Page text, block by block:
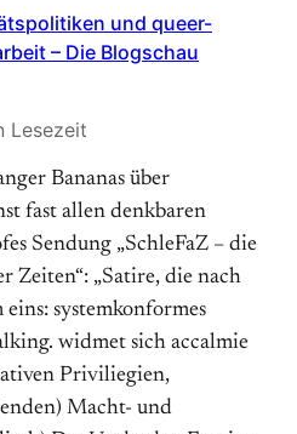
und queer-
– Die Blogschau
Lesezeit
Bananas über
fast allen denkbaren
Sendung „SchleFaZ – die
Zeiten“: „Satire, die nach
systemkonformes
widmet sich accalmie
Priviliegien,
Macht- und